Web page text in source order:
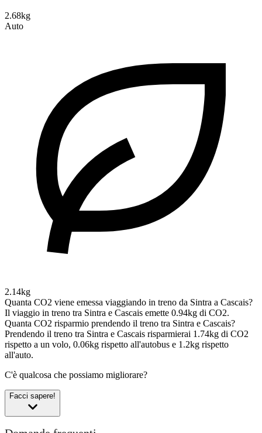
2.68kg
Auto
2.14kg
Quanta CO2 viene emessa viaggiando in treno da Sintra a Cascais?
Il viaggio in treno tra Sintra e Cascais emette 0.94kg di CO2.
Quanta CO2 risparmio prendendo il treno tra Sintra e Cascais?
Prendendo il treno tra Sintra e Cascais risparmierai 1.74kg di CO2
rispetto a un volo, 0.06kg rispetto all'autobus e 1.2kg rispetto
all'auto.
C'è qualcosa che possiamo migliorare?
Facci sapere!